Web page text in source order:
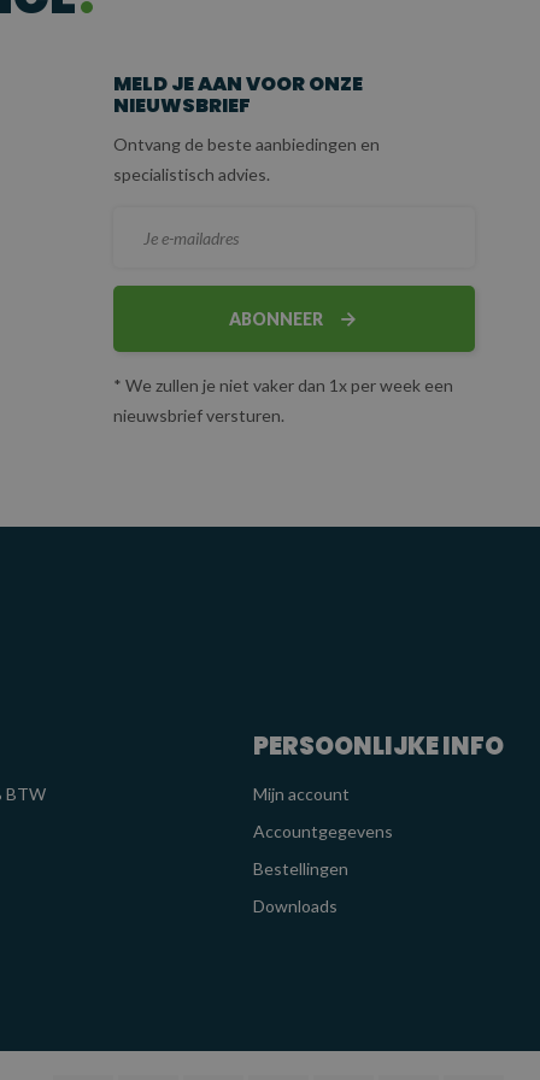
MELD JE AAN VOOR ONZE
NIEUWSBRIEF
Ontvang de beste aanbiedingen en
specialistisch advies.
ABONNEER
* We zullen je niet vaker dan 1x per week een
nieuwsbrief versturen.
BTW
PERSOONLIJKE INFO
Mijn account
Accountgegevens
Bestellingen
Downloads